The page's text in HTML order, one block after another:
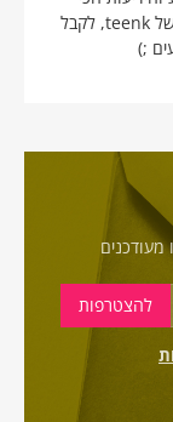
עדכניות. מוזמנים ומוזמנות להירשם לניוזלטר של teenk, לקבל
;)